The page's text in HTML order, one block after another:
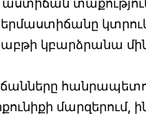
կբարձրանա